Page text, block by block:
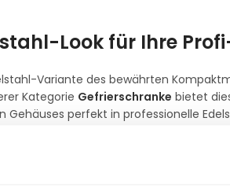
Look für Ihre
Variante des bewährten
Kategorie Gefrierschranke bietet
perfekt in professionelle
zuverlässig in einem